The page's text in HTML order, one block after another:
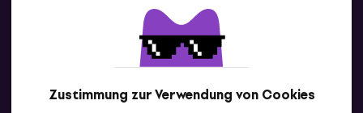
Zustimmung zur Verwendung von Cookies
Kontaktiere uns